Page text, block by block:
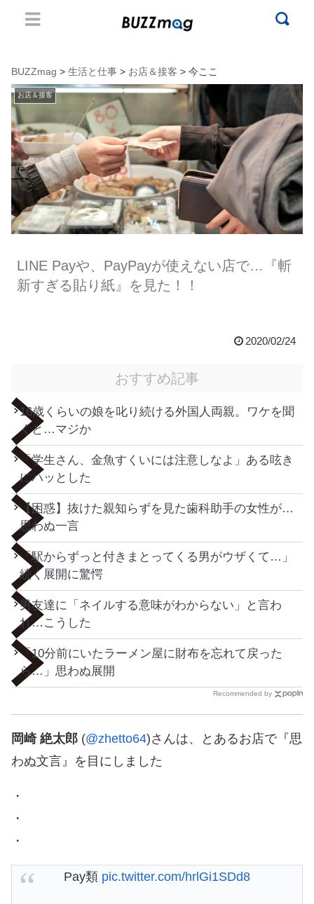
BUZZmag > 生活と仕事 > お店＆接客 > 今ここ
お店＆接客
LINE Payや、PayPayが使えない店で…『斬
新すぎる貼り紙』を見た！！
2020/02/24
おすすめ記事
16歳くらいの娘を叱り続ける外国人両親。ワケを聞
くと…マジか
「学生さん、金魚すくいには注意しなよ」ある呟き
にハッとした
【困惑】抜けた親知らずを見た歯科助手の女性が…
思わぬ一言
「駅からずっと付きまとってくる男がウザくて…」
続く展開に驚愕
男友達に「ネイルする意味がわからない」と言わ
れ…こうした
「10分前にいたラーメン屋に財布を忘れて戻った
ら…」思わぬ展開
Recommended by
岡崎 絶太郎 (@zhetto64)さんは、とあるお店で『思
わぬ文言』を目にしました
・
・
・
Pay類 pic.twitter.com/hrlGi1SDd8